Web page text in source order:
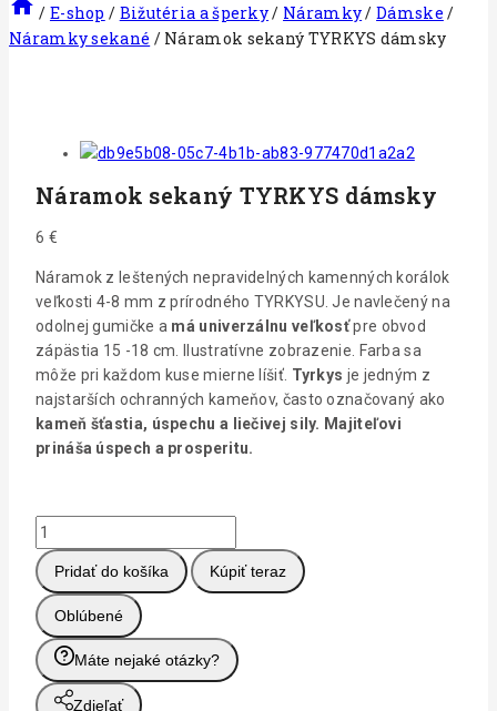
/ E-shop / Bižutéria a šperky/ Náramky/ Dámske /
Náramky sekané / Náramok sekaný TYRKYS dámsky
Náramok sekaný TYRKYS dámsky
6 €
Náramok z leštených nepravidelných kamenných korálok
veľkosti 4-8 mm z prírodného TYRKYSU. Je navlečený na
odolnej gumičke a má univerzálnu veľkosťpre obvod
zápästia 15 -18 cm. Ilustratívne zobrazenie. Farba sa
môže pri každom kuse mierne líšiť. Tyrkys je jedným z
najstarších ochranných kameňov, často označovaný ako
kameň šťastia, úspechu a liečivej sily. Majiteľovi
prináša úspech a prosperitu.
Pridať do košíka Kúpiť teraz
Oblúbené
Máte nejaké otázky?
Zdieľať